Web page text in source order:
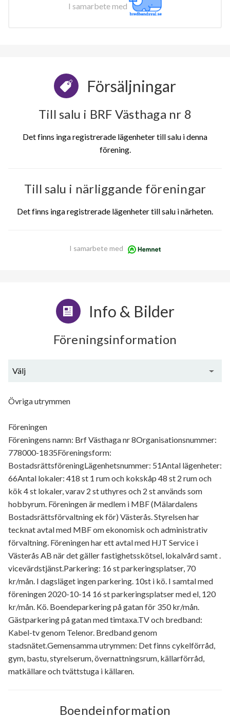
I samarbete med
Försäljningar
Till salu i BRF Västhaga nr 8
Det finns inga registrerade lägenheter till salu i denna
förening.
Till salu i närliggande föreningar
Det finns inga registrerade lägenheter till salu i närheten.
I samarbete med
Info & Bilder
Föreningsinformation
Välj
Övriga utrymmen
Föreningen
Föreningens namn: Brf Västhaga nr 8Organisationsnummer:
778000-1835Föreningsform:
BostadsrättsföreningLägenhetsnummer: 51Antal lägenheter:
66Antal lokaler: 418 st 1 rum och kokskåp 48 st 2 rum och
kök 4 st lokaler, varav 2 st uthyres och 2 st används som
hobbyrum. Föreningen är medlem i MBF (Mälardalens
Bostadsrättsförvaltning ek för) Västerås. Styrelsen har
tecknat avtal med MBF om ekonomisk och administrativ
förvaltning. Föreningen har ett avtal med HJT Service i
Västerås AB när det gäller fastighetsskötsel, lokalvård samt .
vicevärdstjänst.Parkering: 16 st parkeringsplatser, 70
kr/mån. I dagsläget ingen parkering. 10st i kö. I samtal med
föreningen 2020-10-14 16 st parkeringsplatser med el, 120
kr/mån. Kö. Boendeparkering på gatan för 350 kr/mån.
Gästparkering på gatan med timtaxa.TV och bredband:
Kabel-tv genom Telenor. Bredband genom
stadsnätet.Gemensamma utrymmen: Det finns cykelförråd,
gym, bastu, styrelserum, övernattningsrum, källarförråd,
matkällare och tvättstuga i källaren.
Boendeinformation